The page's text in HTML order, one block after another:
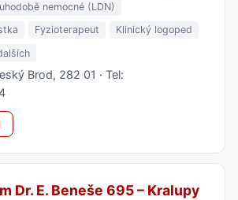
nemocné (LDN)
Fyzioterapeut
Klinický logoped
Brod, 282 01 · Tel:
Dr. E. Beneše 695 – Kralupy